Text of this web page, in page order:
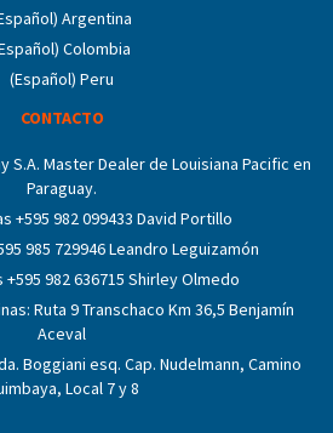
Argentina
Colombia
(Español) Peru
CONTACTO
S.A. Master Dealer de Louisiana Pacific en
Paraguay.
+595 982 099433 David Portillo
985 729946 Leandro Leguizamón
+595 982 636715 Shirley Olmedo
Ruta 9 Transchaco Km 36,5 Benjamín
Aceval
Boggiani esq. Cap. Nudelmann, Camino
Local 7 y 8